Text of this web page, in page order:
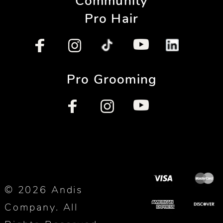
Pro Hair
Pro Grooming
© 2026 Andis
Company. All